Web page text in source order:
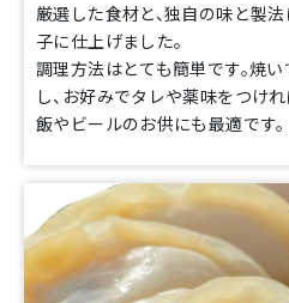
厳選した食材と、独自の味と製
子に仕上げました。
調理方法はとても簡単です。焼い
し、お好みでタレや薬味をつけ
飯やビールのお供にも最適です。